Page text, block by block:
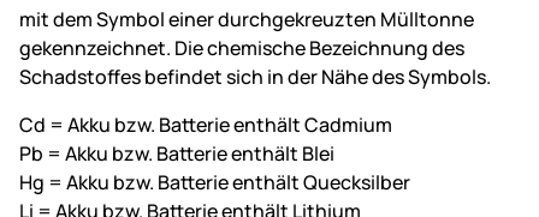
mit dem Symbol einer durchgekreuzten Mülltonne
gekennzeichnet. Die chemische Bezeichnung des
Schadstoffes befindet sich in der Nähe des Symbols.
Cd = Akku bzw. Batterie enthält Cadmium
Pb = Akku bzw. Batterie enthält Blei
Hg = Akku bzw. Batterie enthält Quecksilber
Li = Akku bzw. Batterie enthält Lithium